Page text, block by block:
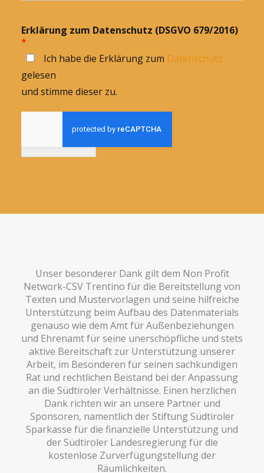
Erklärung zum Datenschutz (DSGVO 679/2016)
*
Ich habe die Erklärung zum Datenschutz
gelesen
und stimme dieser zu.
Unser besonderer Dank gilt dem Non Profit
Network-CSV Trentino für die Bereitstellung von
Texten und Mustervorlagen und seine hilfreiche
Unterstützung beim Aufbau des Datenmaterials
genauso wie dem Amt für Außenbeziehungen
und Ehrenamt für seine unerschöpfliche und stets
aktive Bereitschaft zur Unterstützung unserer
Arbeit, im Besonderen für seinen sachkundigen
Rat und rechtlichen Beistand bei der Anpassung
an die Südtiroler Verhältnisse. Einen herzlichen
Dank richten wir an unsere Partner und
Sponsoren, namentlich der Stiftung Südtiroler
Sparkasse für die finanzielle Unterstützung und
der Südtiroler Landesregierung für die
kostenlose Zurverfügungstellung der
Räumlichkeiten.